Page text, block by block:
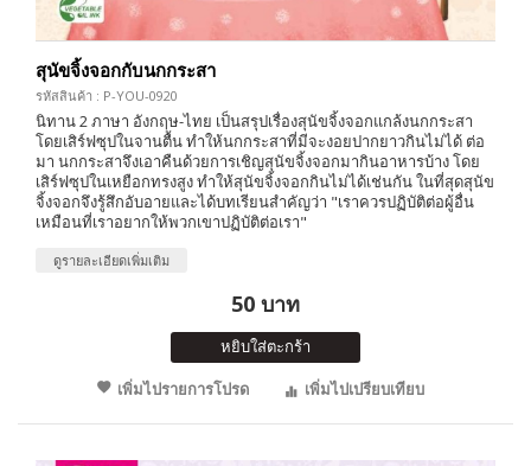
สุนัขจิ้งจอกกับนกกระสา
รหัสสินค้า : P-YOU-0920
นิทาน 2 ภาษา อังกฤษ-ไทย เป็นสรุปเรื่องสุนัขจิ้งจอกแกล้งนกกระสา
โดยเสิร์ฟซุปในจานตื้น ทำให้นกกระสาที่มีจะงอยปากยาวกินไม่ได้ ต่อ
มา นกกระสาจึงเอาคืนด้วยการเชิญสุนัขจิ้งจอกมากินอาหารบ้าง โดย
เสิร์ฟซุปในเหยือกทรงสูง ทำให้สุนัขจิ้งจอกกินไม่ได้เช่นกัน ในที่สุดสุนัข
จิ้งจอกจึงรู้สึกอับอายและได้บทเรียนสำคัญว่า "เราควรปฏิบัติต่อผู้อื่น
เหมือนที่เราอยากให้พวกเขาปฏิบัติต่อเรา"
ดูรายละเอียดเพิ่มเติม
50 บาท
หยิบใส่ตะกร้า
เพิ่มไปรายการโปรด
เพิ่มไปเปรียบเทียบ